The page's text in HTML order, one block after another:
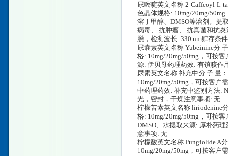
尿嘧啶英文名称 2-Caffeoyl-L-
色晶体规格: 10mg/20mg/
溶于甲醇、DMSO等溶剂。提
病毒、 抗肿瘤、 抗真菌和抗
脱，检测波长: 330 nm贮存条
尿囊素英文名称 Yubeinine分
格: 10mg/20mg/50mg，可按
源: 伊贝母药理药效: 有镇咳作
尿素英文名称 补充中分 子 量
10mg/20mg/50mg，可按客户
中药理药效: 补充中鉴别方法:
光，密封，干燥注意事项: 无
柠檬苦素英文名称 liriodenine
格: 10mg/20mg/50mg，可按
DMSO、水提取来源: 厚朴药
意事项: 无
柠檬酸英文名称 Pungiolide A
10mg/20mg/50mg，可按客户